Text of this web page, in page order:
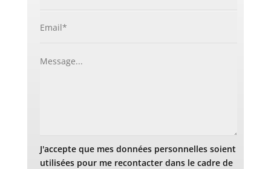
J'accepte que mes données personnelles soient
utilisées pour me recontacter dans le cadre de